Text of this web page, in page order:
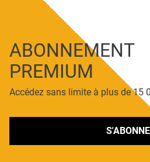
ABONNEMENT
PREMIUM
Accédez sans limite à plus de 15